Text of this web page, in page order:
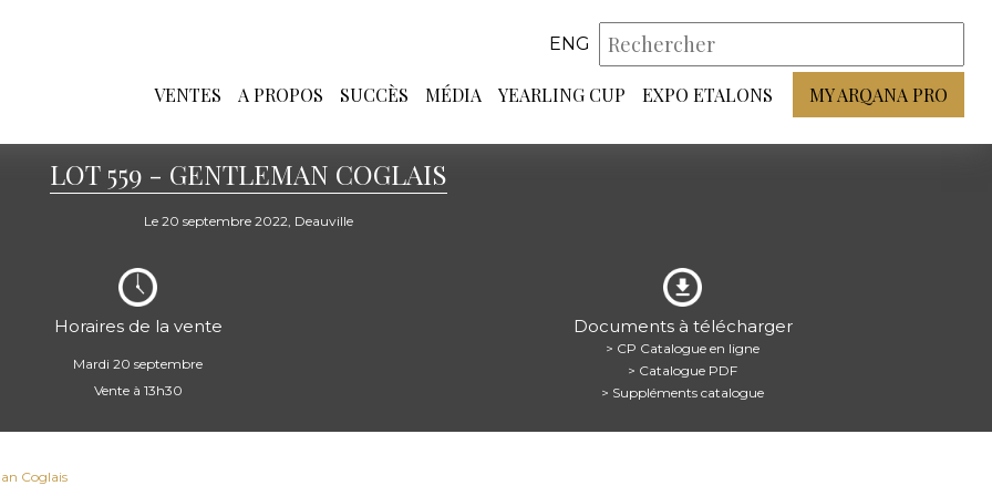
ENG
VENTES A PROPOS SUCCÈS MÉDIA YEARLING CUP EXPO ETALONS MY ARQANA PRO
LOT 559 - GENTLEMAN COGLAIS
Le 20 septembre 2022, Deauville
Horaires de la vente
Mardi 20 septembre
Vente à 13h30
Documents à télécharger
> CP Catalogue en ligne
> Catalogue PDF
> Suppléments catalogue
Coglais